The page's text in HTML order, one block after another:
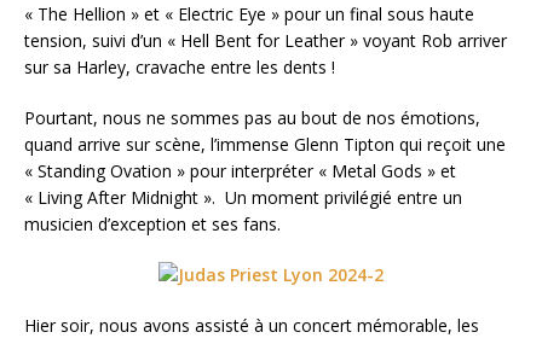
« The Hellion » et « Electric Eye » pour un final sous haute
tension, suivi d’un « Hell Bent for Leather » voyant Rob arriver
sur sa Harley, cravache entre les dents !
Pourtant, nous ne sommes pas au bout de nos émotions,
quand arrive sur scène, l’immense Glenn Tipton qui reçoit une
« Standing Ovation » pour interpréter « Metal Gods » et
« Living After Midnight ». Un moment privilégié entre un
musicien d’exception et ses fans.
Hier soir, nous avons assisté à un concert mémorable, les